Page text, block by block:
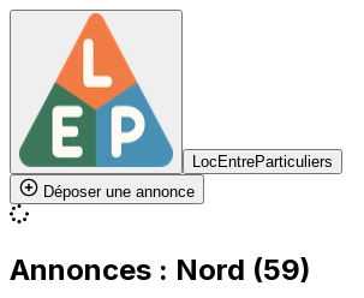
LocEntreParticuliers
Déposer une annonce
Annonces : Nord (59)